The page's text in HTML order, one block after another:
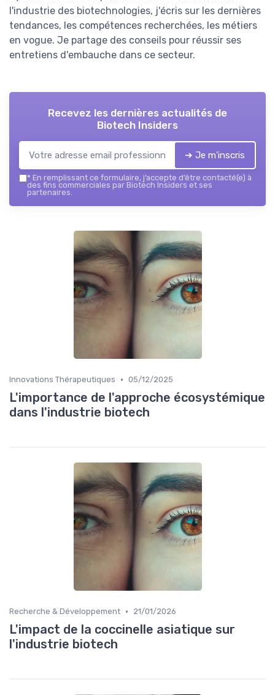
l'industrie des biotechnologies, j'écris sur les dernières
tendances, les compétences recherchées, les métiers
en vogue. Je partage des conseils pour réussir ses
entretiens d'embauche dans ce secteur.
Recevez les dernières actualités de
Biotech Insiders
➔ Je m'inscris
* En remplissant ce formulaire, j’accepte d’être contacté(e) à
des fins commerciales par Biotech Insiders et ses
partenaires.
Innovations Thérapeutiques • 05/12/2025
L'importance de l'approche écosystémique
dans l'industrie biotech
Recherche & Développement • 21/01/2026
L'impact de la coccinelle asiatique sur
l'industrie biotech